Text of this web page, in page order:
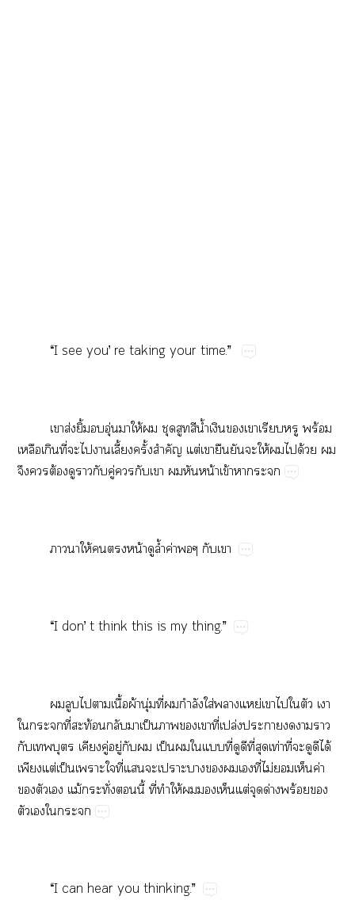
“I​see​you’​re​taking​your​time.”
​ส่​ิ้​​ุ่​​ให้​​​​​น้ำ​​​​​​ร้​
​​ี่​​​​ี้​ั้​ำ​ต่​​​​​ให้​​​ด้​​
​​ต้​​​​ู่​​​​​​น้​ข้​​
​ให้​​​น้​​ล้ำ​ค่​​​
“I​don’​t​think​this​is​my​thing.”
​​​​ื้​ผ้​ุ่​ี่​​ำ​ใส่​​ย่​​​​​​
​​ี่​ท้​​​ป็​​​​ี่​ปล่​​​​​
​​​​ู่​ู่​​​ป็​​​​ี่​​​ี่​​ท่​ี่​​​​ได้​
​ต่​ป็​​​ี่​​​​​​​​ี่​ไม่​​​ค่​
​​​ม้​ั่​​ี้​ี่​​ให้​​​​ต่​​ด่​ร้​​
​​​
“I​can​hear​you​thinking.”